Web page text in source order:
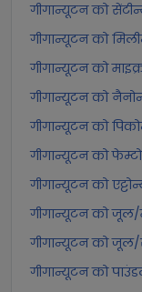
गीगान्यूटन को
गीगान्यूटन को
गीगान्यूटन को
गीगान्यूटन को
गीगान्यूटन को
गीगान्यूटन को
गीगान्यूटन को
गीगान्यूटन को
गीगान्यूटन को जूल/
गीगान्यूटन को